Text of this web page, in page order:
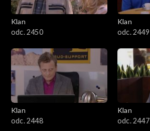
Klan
odc. 2450
Klan
odc. 2449
Klan
odc. 2448
Klan
odc. 2447